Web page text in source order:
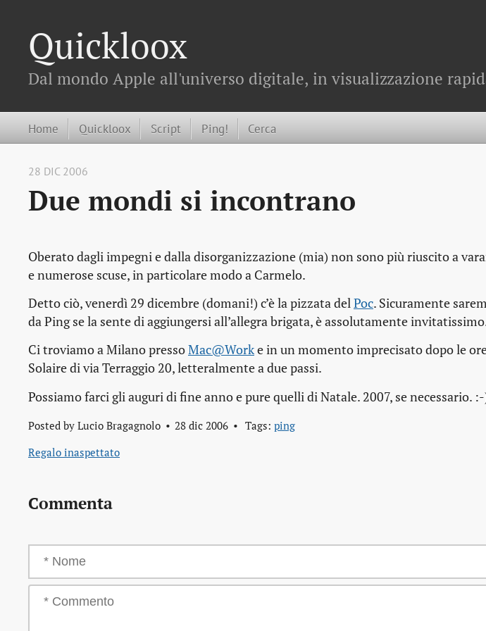
Quickloox
Dal mondo Apple all'universo digitale, in visualizzazione
Home Quickloox Script Ping! Cerca
28 DIC 2006
Due mondi si incontrano
Oberato dagli impegni e dalla disorganizzazione (mia) non sono più riuscito a
e numerose scuse, in particolare modo a Carmelo.
Detto ciò, venerdì 29 dicembre (domani!) c’è la pizzata delPoc. Sicuramente
da Ping se la sente di aggiungersi all’allegra brigata, è assolutamente
Ci troviamo a Milano pressoMac@Worke in un momento imprecisato dopo le
Solaire di via Terraggio 20, letteralmente a due passi.
Possiamo farci gli auguri di fine anno e pure quelli di Natale. 2007, se necessario.
Posted by Lucio Bragagnolo 28 dic 2006 Tags: ping
Regalo inaspettato
Commenta